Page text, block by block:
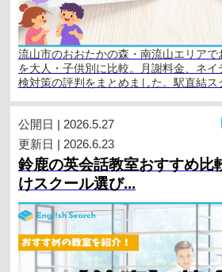
流山市のおおたかの森・南流山エリア
を大人・子供別に比較。月謝料金、ネ
検対策の評判をまとめました。駅直結ス
公開日 | 2026.5.27
更新日 | 2026.6.23
鈴鹿の英会話教室おすすめ比
けスクール選び...